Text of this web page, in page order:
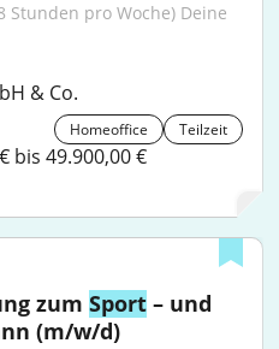
Stunden pro Woche) Deine
& Co.
Homeoffice Teilzeit
bis 49.900,00 €
zum Sport – und
(m/w/d)